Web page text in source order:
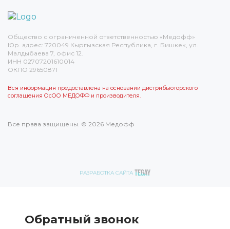
Общество с ограниченной ответственностью «Медофф»
Юр. адрес: 720049 Кыргызская Республика, г. Бишкек, ул.
Малдыбаева 7, офис 12.
ИНН 02707201610014
ОКПО 29650871
Вся информация предоставлена на основании дистрибьюторского
соглашения ОсОО МЕДОФФ и производителя.
Все права защищены. © 2026 Медофф
РАЗРАБОТКА САЙТА
Обратный звонок